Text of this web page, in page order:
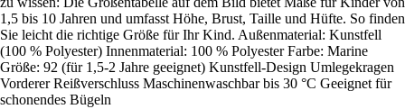
1,5 bis 10 Jahren und umfasst Höhe, Brust, Taille und Hüfte. So finden
Sie leicht die richtige Größe für Ihr Kind. Außenmaterial: Kunstfell
(100 % Polyester) Innenmaterial: 100 % Polyester Farbe: Marine
Größe: 92 (für 1,5-2 Jahre geeignet) Kunstfell-Design Umlegekragen
Vorderer Reißverschluss Maschinenwaschbar bis 30 °C Geeignet für
schonendes Bügeln